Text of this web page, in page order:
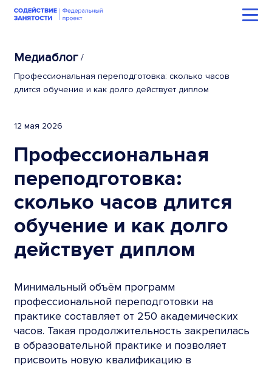
Медиаблог /
Профессиональная переподготовка: сколько часов
длится обучение и как долго действует диплом
12 мая 2026
Профессиональная
переподготовка:
сколько часов длится
обучение и как долго
действует диплом
Минимальный объём программ
профессиональной переподготовки на
практике составляет от 250 академических
часов. Такая продолжительность закрепилась
в образовательной практике и позволяет
присвоить новую квалификацию в